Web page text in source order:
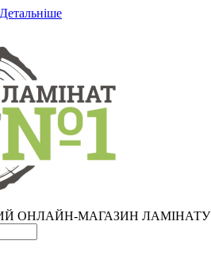
Детальніше
ОНЛАЙН-МАГАЗИН ЛАМІНАТУ